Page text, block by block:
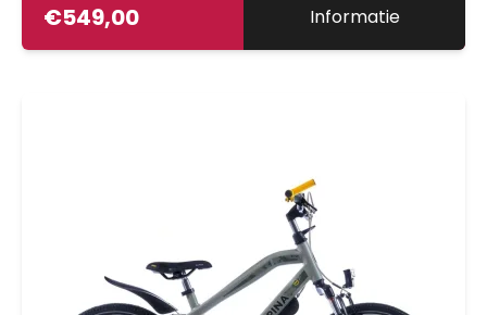
€549,00 Informatie